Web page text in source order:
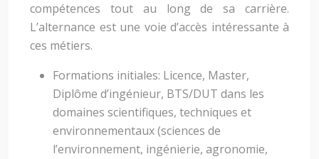
compétences tout au long de sa carrière.
L’alternance est une voie d’accès intéressante à
ces métiers.
Formations initiales: Licence, Master,
Diplôme d’ingénieur, BTS/DUT dans les
domaines scientifiques, techniques et
environnementaux (sciences de
l’environnement, ingénierie, agronomie,